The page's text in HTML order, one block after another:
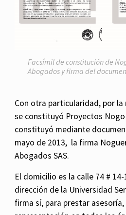
Facsímil de constitución de
Abogados y firma del
Con otra particularidad, por la
se constituyó Proyectos Nogo
constituyó mediante
mayo de 2013, la firma
Abogados SAS.
El domicilio es la calle 74 #
dirección de la Universidad
firma sí, para prestar